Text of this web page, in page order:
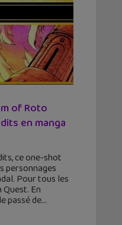
of Roto
en manga
ce one-shot
personnages
Pour tous les
En
passé de